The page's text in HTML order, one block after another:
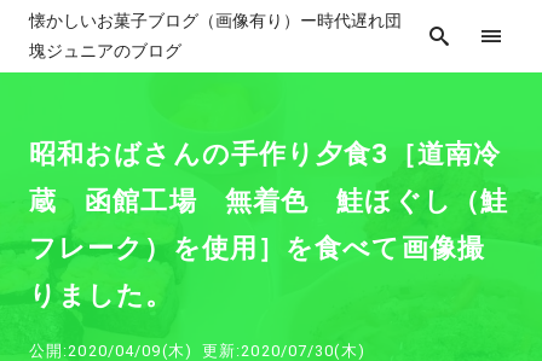
懐かしいお菓子ブログ（画像有り）ー時代遅れ団
塊ジュニアのブログ
昭和おばさんの手作り夕食3［道南冷
蔵 函館工場 無着色 鮭ほぐし（鮭
フレーク）を使用］を食べて画像撮
りました。
公開:2020/04/09(木) 更新:2020/07/30(木)